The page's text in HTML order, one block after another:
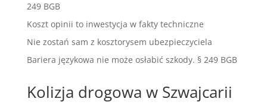
249 BGB
Koszt opinii to inwestycja w fakty techniczne
Nie zostań sam z kosztorysem ubezpieczyciela
Bariera językowa nie może osłabić szkody. § 249 BGB
Kolizja drogowa w Szwajcarii